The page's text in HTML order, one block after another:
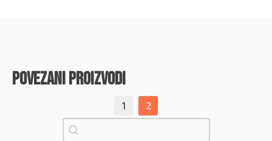
povezani proizvodi
1
2
Pretraži